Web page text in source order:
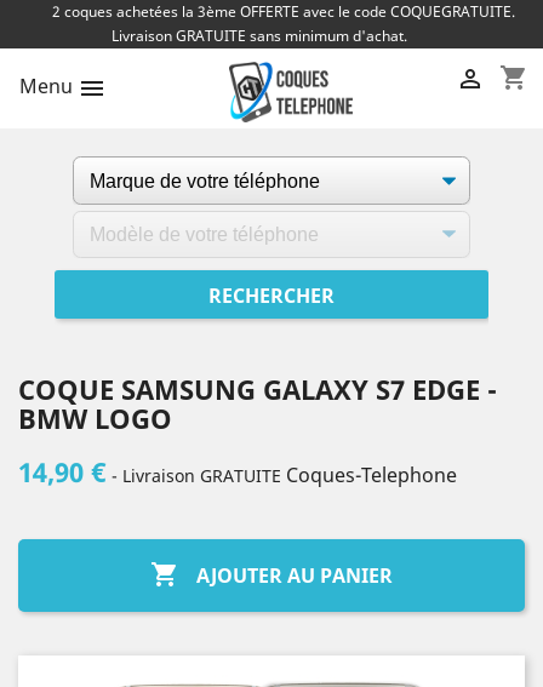
2 coques achetées la 3ème OFFERTE avec le code COQUEGRATUITE.
Livraison GRATUITE sans minimum d'achat.
Menu  shopping_cart

COQUE SAMSUNG GALAXY S7 EDGE -
BMW LOGO
14,90 € - Livraison GRATUITE Coques-Telephone
 AJOUTER AU PANIER